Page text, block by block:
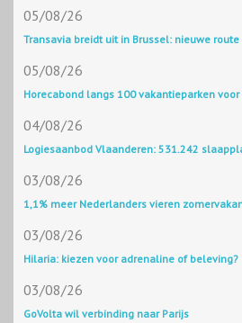
05/08/26
Transavia breidt uit in Brussel: nieuwe route
05/08/26
Horecabond langs 100 vakantieparken voor
04/08/26
Logiesaanbod Vlaanderen: 531.242
03/08/26
1,1% meer Nederlanders vieren
03/08/26
Hilaria: kiezen voor adrenaline of beleving?
03/08/26
GoVolta wil verbinding naar Parijs